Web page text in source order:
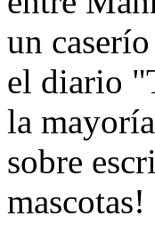
un
el diario
la
sobre
mascotas!